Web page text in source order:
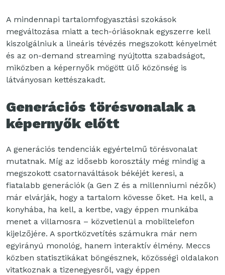
A mindennapi tartalomfogyasztási szokások
megváltozása miatt a tech-óriásoknak egyszerre kell
kiszolgálniuk a lineáris tévézés megszokott kényelmét
és az on-demand streaming nyújtotta szabadságot,
miközben a képernyők mögött ülő közönség is
látványosan kettészakadt.
Generációs törésvonalak a
képernyők előtt
A generációs tendenciák egyértelmű törésvonalat
mutatnak. Míg az idősebb korosztály még mindig a
megszokott csatornaváltások békéjét keresi, a
fiatalabb generációk (a Gen Z és a millenniumi nézők)
már elvárják, hogy a tartalom kövesse őket. Ha kell, a
konyhába, ha kell, a kertbe, vagy éppen munkába
menet a villamosra – közvetlenül a mobiltelefon
kijelzőjére. A sportközvetítés számukra már nem
egyirányú monológ, hanem interaktív élmény. Meccs
közben statisztikákat böngésznek, közösségi oldalakon
vitatkoznak a tizenegyesről, vagy éppen